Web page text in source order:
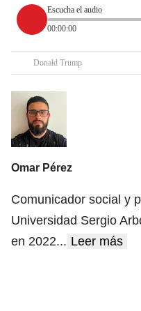
Escucha el audio
00:00:00
Donald Trump
Omar Pérez
Comunicador social y
Universidad Sergio
en 2022... Leer más